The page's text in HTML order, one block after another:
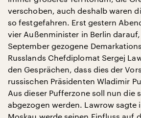
verschoben, auch deshalb waren
so festgefahren. Erst gestern
vier Außenminister in Berlin
September gezogene
Russlands Chefdiplomat Sergej
den Gesprächen, dass dies der
russischen Präsidenten Wladimir
Aus dieser Pufferzone soll nun die
abgezogen werden. Lawrow sagte